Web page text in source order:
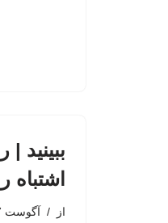
ببینید
اشتباه
از آگوست 7, 2026